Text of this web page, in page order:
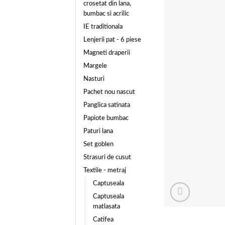
crosetat din lana,
bumbac si acrilic
IE traditionala
Lenjerii pat - 6 piese
Magneti draperii
Margele
Nasturi
Pachet nou nascut
Panglica satinata
Papiote bumbac
Paturi lana
Set goblen
Strasuri de cusut
Textile - metraj
Captuseala
Captuseala
matlasata
Catifea